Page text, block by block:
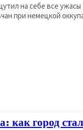
на себе все
при немецкой
как город